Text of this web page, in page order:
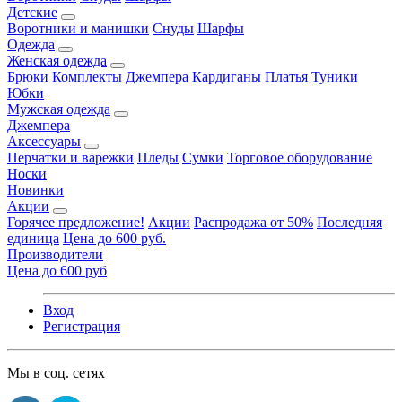
Детские
Воротники и манишки Снуды Шарфы
Одежда
Женская одежда
Брюки Комплекты Джемпера Кардиганы Платья Туники
Юбки
Мужская одежда
Джемпера
Аксессуары
Перчатки и варежки Пледы Сумки Торговое оборудование
Носки
Новинки
Акции
Горячее предложение! Акции Распродажа от 50% Последняя
единица Цена до 600 руб.
Производители
Цена до 600 руб
Вход
Регистрация
Мы в соц. сетях